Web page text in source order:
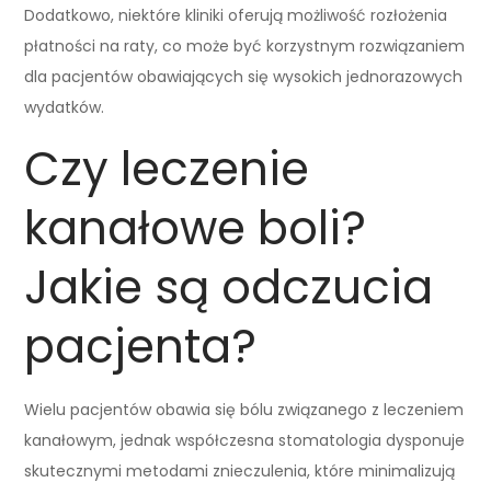
Dodatkowo, niektóre kliniki oferują możliwość rozłożenia
płatności na raty, co może być korzystnym rozwiązaniem
dla pacjentów obawiających się wysokich jednorazowych
wydatków.
Czy leczenie
kanałowe boli?
Jakie są odczucia
pacjenta?
Wielu pacjentów obawia się bólu związanego z leczeniem
kanałowym, jednak współczesna stomatologia dysponuje
skutecznymi metodami znieczulenia, które minimalizują